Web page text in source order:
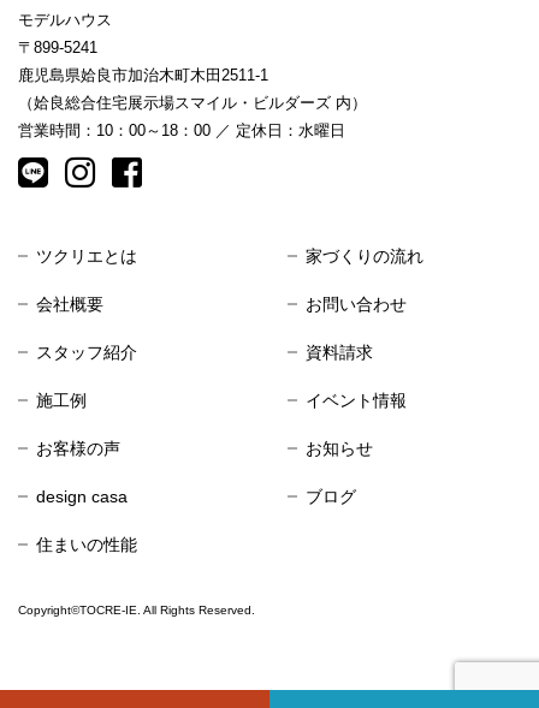
モデルハウス
〒899-5241
鹿児島県姶良市加治木町木田2511-1
（姶良総合住宅展示場スマイル・ビルダーズ 内）
営業時間：10：00～18：00 ／ 定休日：水曜日
ツクリエとは
会社概要
スタッフ紹介
施工例
お客様の声
design casa
住まいの性能
家づくりの流れ
お問い合わせ
資料請求
イベント情報
お知らせ
ブログ
Copyright©TOCRE-IE. All Rights Reserved.